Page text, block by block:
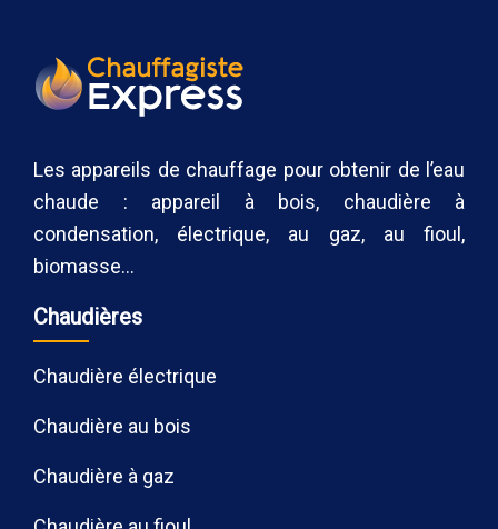
Les appareils de chauffage pour obtenir de l’eau
chaude : appareil à bois, chaudière à
condensation, électrique, au gaz, au fioul,
biomasse…
Chaudières
Chaudière électrique
Chaudière au bois
Chaudière à gaz